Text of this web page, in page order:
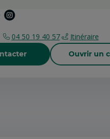
04 50 19 40 57 Itinéraire
Ouvrir un